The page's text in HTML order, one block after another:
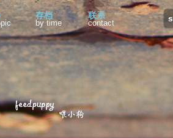
存档
by time
联系
contact